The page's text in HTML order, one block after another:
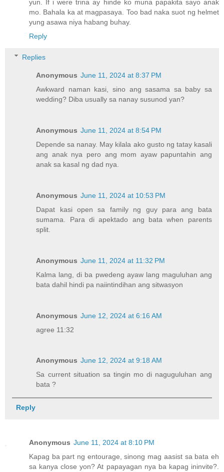
yun. If i were trina ay hinde ko muna papakita sayo anak
mo. Bahala ka at magpasaya. Too bad naka suot ng helmet
yung asawa niya habang buhay.
Reply
Replies
Anonymous June 11, 2024 at 8:37 PM
Awkward naman kasi, sino ang sasama sa baby sa
wedding? Diba usually sa nanay susunod yan?
Anonymous June 11, 2024 at 8:54 PM
Depende sa nanay. May kilala ako gusto ng tatay kasali
ang anak nya pero ang mom ayaw papuntahin ang
anak sa kasal ng dad nya.
Anonymous June 11, 2024 at 10:53 PM
Dapat kasi open sa family ng guy para ang bata
sumama. Para di apektado ang bata when parents
split.
Anonymous June 11, 2024 at 11:32 PM
Kalma lang, di ba pwedeng ayaw lang maguluhan ang
bata dahil hindi pa naiintindihan ang sitwasyon
Anonymous June 12, 2024 at 6:16 AM
agree 11:32
Anonymous June 12, 2024 at 9:18 AM
Sa current situation sa tingin mo di naguguluhan ang
bata ?
Reply
Anonymous June 11, 2024 at 8:10 PM
Kapag ba part ng entourage, sinong mag aasist sa bata eh
sa kanya close yon? At papayagan nya ba kapag ininvite?.